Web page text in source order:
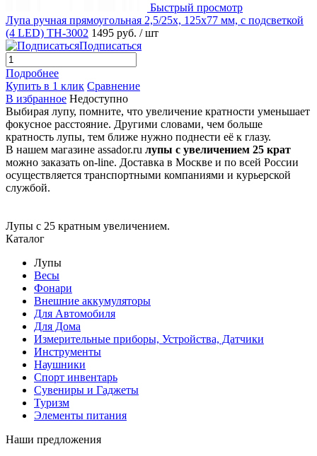
Быстрый просмотр
Лупа ручная прямоугольная 2,5/25x, 125x77 мм, с подсветкой
(4 LED) TH-3002 1495 руб. / шт
Подписаться
Подробнее
Купить в 1 клик Сравнение
В избранное Недоступно
Выбирая лупу, помните, что увеличение кратности уменьшает
фокусное расстояние. Другими словами, чем больше
кратность лупы, тем ближе нужно поднести её к глазу.
В нашем магазине assador.ru лупы с увеличением 25 крат
можно заказать on-line. Доставка в Москве и по всей России
осуществляется транспортными компаниями и курьерской
службой.
Лупы с 25 кратным увеличением.
Каталог
Лупы
Весы
Фонари
Внешние аккумуляторы
Для Автомобиля
Для Дома
Измерительные приборы, Устройства, Датчики
Инструменты
Наушники
Спорт инвентарь
Сувениры и Гаджеты
Туризм
Элементы питания
Наши предложения